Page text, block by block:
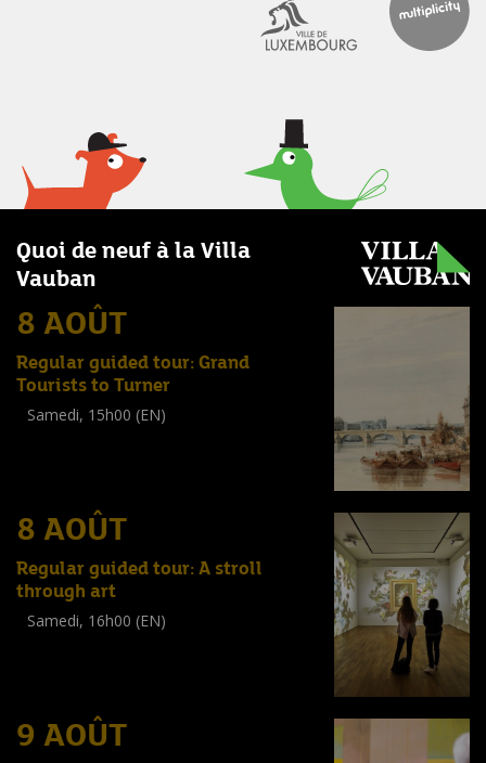
Quoi de neuf à la Villa
Vauban
8 AOÛT
Regular guided tour: Grand
Tourists to Turner
Samedi, 15h00 (EN)
8 AOÛT
Regular guided tour: A stroll
through art
Samedi, 16h00 (EN)
9 AOÛT